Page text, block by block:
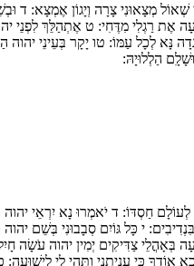
שְׁאוֹל מְצָאוּנִי צָרָה וְיָגוֹן אֶמְצָא: ד
אֶת רַגְלִי מִדֶּחִי: ט אֶתְהַלֵּךְ לִפְנֵי
נָּא לְכָל עַמּוֹ: טו יָקָר בְּעֵינֵי יהוה
הַלְלוּיָהּ:
לְעוֹלָם חַסְדּוֹ: ד יֹאמְרוּ נָא יִרְאֵי
י כָּל גּוֹיִם סְבָבוּנִי בְּשֵׁם
בְּאָהֳלֵי צַדִּיקִים יְמִין יהוה עֹשָׂה
כא אוֹדְךָ כִּי עֲנִיתָנִי וַתְּהִי לִי לִישׁוּעָה: